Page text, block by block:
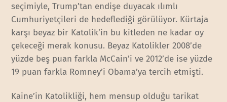
seçimiyle, Trump’tan endişe duyacak ılımlı
Cumhuriyetçileri de hedeflediği görülüyor. Kürtaja
karşı beyaz bir Katolik’in bu kitleden ne kadar oy
çekeceği merak konusu. Beyaz Katolikler 2008’de
yüzde beş puan farkla McCain’i ve 2012’de ise yüzde
19 puan farkla Romney’i Obama’ya tercih etmişti.
Kaine’in Katolikliği, hem mensup olduğu tarikat